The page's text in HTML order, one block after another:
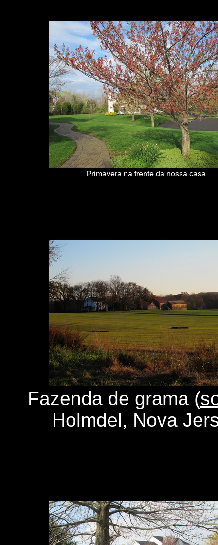
Primavera na frente da nossa casa
Fazenda de grama (
Holmdel, Nova